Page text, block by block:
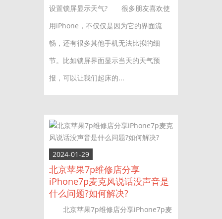
设置锁屏显示天气? 很多朋友喜欢使
用iPhone，不仅仅是因为它的界面流
畅，还有很多其他手机无法比拟的细
节。比如锁屏界面显示当天的天气预
报，可以让我们起床的...
2024-01-29
北京苹果7p维修店分享
iPhone7p麦克风说话没声音是
什么问题?如何解决?
北京苹果7p维修店分享iPhone7p麦